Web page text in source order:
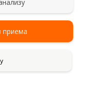
приема